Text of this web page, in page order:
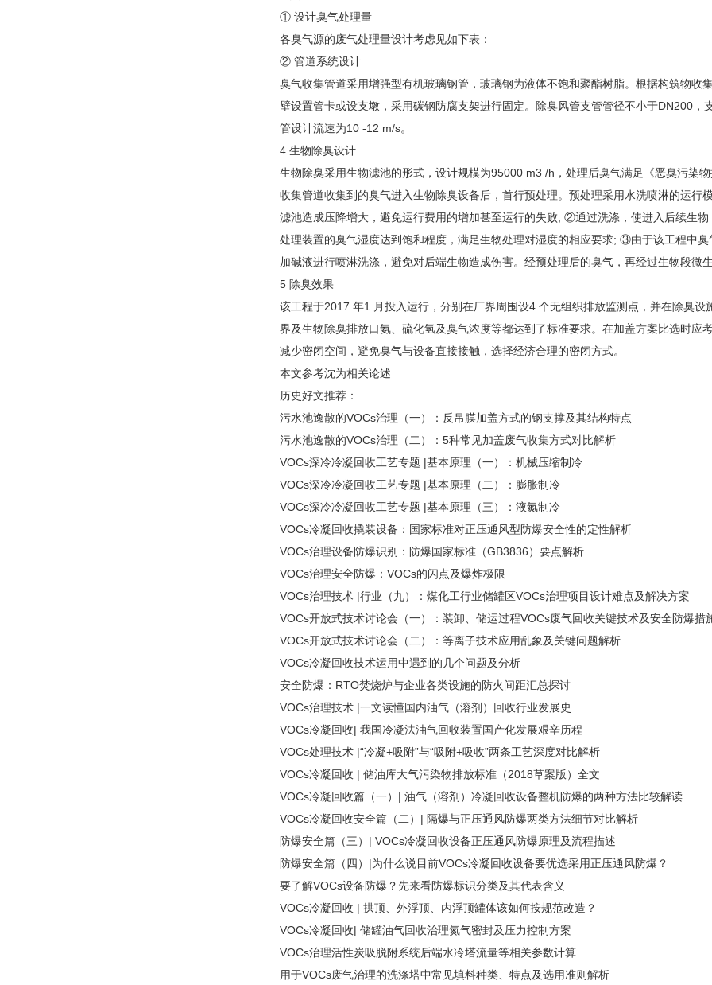
① 设计臭气处理量
各臭气源的废气处理量设计考虑见如下表：
② 管道系统设计
臭气收集管道采用增强型有机玻璃钢管，玻璃钢为液体不饱和聚酯树脂。根据构筑物
壁设置管卡或设支墩，采用碳钢防腐支架进行固定。除臭风管支管管径不小于DN200
管设计流速为10 -12 m/s。
4 生物除臭设计
生物除臭采用生物滤池的形式，设计规模为95000 m3 /h，处理后臭气满足《恶臭污
收集管道收集到的臭气进入生物除臭设备后，首行预处理。预处理采用水洗喷淋的运
滤池造成压降增大，避免运行费用的增加甚至运行的失败; ②通过洗涤，使进入后续生物
处理装置的臭气湿度达到饱和程度，满足生物处理对湿度的相应要求; ③由于该工程中
加碱液进行喷淋洗涤，避免对后端生物造成伤害。经预处理后的臭气，再经过生物段微
5 除臭效果
该工程于2017 年1 月投入运行，分别在厂界周围设4 个无组织排放监测点，并在除臭
界及生物除臭排放口氨、硫化氢及臭气浓度等都达到了标准要求。在加盖方案比选时应
减少密闭空间，避免臭气与设备直接接触，选择经济合理的密闭方式。
本文参考沈为相关论述
历史好文推荐：
污水池逸散的VOCs治理（一）：反吊膜加盖方式的钢支撑及其结构特点
污水池逸散的VOCs治理（二）：5种常见加盖废气收集方式对比解析
VOCs深冷冷凝回收工艺专题 |基本原理（一）：机械压缩制冷
VOCs深冷冷凝回收工艺专题 |基本原理（二）：膨胀制冷
VOCs深冷冷凝回收工艺专题 |基本原理（三）：液氮制冷
VOCs冷凝回收撬装设备：国家标准对正压通风型防爆安全性的定性解析
VOCs治理设备防爆识别：防爆国家标准（GB3836）要点解析
VOCs治理安全防爆：VOCs的闪点及爆炸极限
VOCs治理技术 |行业（九）：煤化工行业储罐区VOCs治理项目设计难点及解决方案
VOCs开放式技术讨论会（一）：装卸、储运过程VOCs废气回收关键技术及安全防爆措
VOCs开放式技术讨论会（二）：等离子技术应用乱象及关键问题解析
VOCs冷凝回收技术运用中遇到的几个问题及分析
安全防爆：RTO焚烧炉与企业各类设施的防火间距汇总探讨
VOCs治理技术 |一文读懂国内油气（溶剂）回收行业发展史
VOCs冷凝回收| 我国冷凝法油气回收装置国产化发展艰辛历程
VOCs处理技术 |“冷凝+吸附”与“吸附+吸收”两条工艺深度对比解析
VOCs冷凝回收 | 储油库大气污染物排放标准（2018草案版）全文
VOCs冷凝回收篇（一）| 油气（溶剂）冷凝回收设备整机防爆的两种方法比较解读
VOCs冷凝回收安全篇（二）| 隔爆与正压通风防爆两类方法细节对比解析
防爆安全篇（三）| VOCs冷凝回收设备正压通风防爆原理及流程描述
防爆安全篇（四）|为什么说目前VOCs冷凝回收设备要优选采用正压通风防爆？
要了解VOCs设备防爆？先来看防爆标识分类及其代表含义
VOCs冷凝回收 | 拱顶、外浮顶、内浮顶罐体该如何按规范改造？
VOCs冷凝回收| 储罐油气回收治理氮气密封及压力控制方案
VOCs治理活性炭吸脱附系统后端水冷塔流量等相关参数计算
用于VOCs废气治理的洗涤塔中常见填料种类、特点及选用准则解析